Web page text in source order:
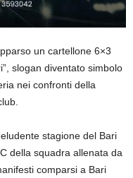
un cartellone 6×3
slogan diventato simbolo
nei confronti della
stagione del Bari
della squadra allenata da
comparsi a Bari